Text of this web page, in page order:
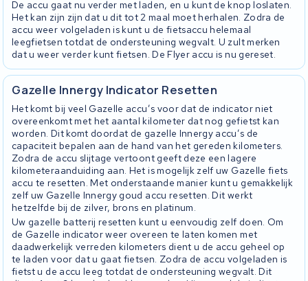
De accu gaat nu verder met laden, en u kunt de knop loslaten.
Het kan zijn zijn dat u dit tot 2 maal moet herhalen. Zodra de
accu weer volgeladen is kunt u de fietsaccu helemaal
leegfietsen totdat de ondersteuning wegvalt. U zult merken
dat u weer verder kunt fietsen. De Flyer accu is nu gereset.
Gazelle Innergy Indicator Resetten
Het komt bij veel Gazelle accu’s voor dat de indicator niet
overeenkomt met het aantal kilometer dat nog gefietst kan
worden. Dit komt doordat de gazelle Innergy accu’s de
capaciteit bepalen aan de hand van het gereden kilometers.
Zodra de accu slijtage vertoont geeft deze een lagere
kilometeraanduiding aan. Het is mogelijk zelf uw Gazelle fiets
accu te resetten. Met onderstaande manier kunt u gemakkelijk
zelf uw Gazelle Innergy goud accu resetten. Dit werkt
hetzelfde bij de zilver, brons en platinum.
Uw gazelle batterij resetten kunt u eenvoudig zelf doen. Om
de Gazelle indicator weer overeen te laten komen met
daadwerkelijk verreden kilometers dient u de accu geheel op
te laden voor dat u gaat fietsen. Zodra de accu volgeladen is
fietst u de accu leeg totdat de ondersteuning wegvalt. Dit